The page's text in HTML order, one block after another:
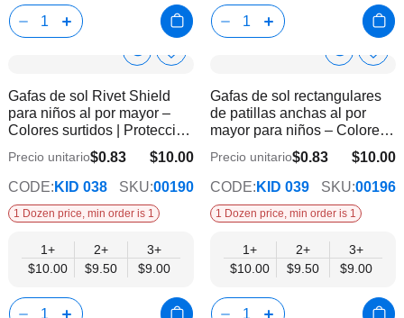
Show
Info
Añadir
lista
de
deseos
Gafas de sol Rivet Shield
para niños al por mayor –
Colores surtidos | Protección
$10.00
$9.00
Precio unitario$0.83
CODE: KID 038 SKU:00190
1 Dozen price, min order is 1
1+
$10.00
2+
$9.50
3+
$9.00
Show
Info la
de
Gafas de sol rectangulares
de patillas anchas al por
mayor para niños – Colores
surtidos | Protección UV400
$10.00
$9.00
Precio unitario$0.83
CODE: KID 039 SKU:00196
1 Dozen price, min order is 1
1+
$10.00
2+
$9.50
3+
$9.00